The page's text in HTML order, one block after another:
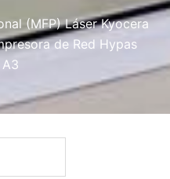
(MFP) Láser Kyocera
de Red Hypas